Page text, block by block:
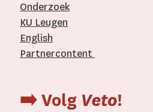
Onderzoek
KU Leugen
English
Partnercontent
➡️ Volg Veto!